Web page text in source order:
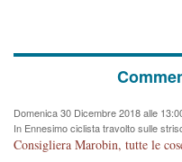
Domenica 30 Dicembre 2018 alle
In Ennesimo ciclista travolto sulle
Comune si svegli"